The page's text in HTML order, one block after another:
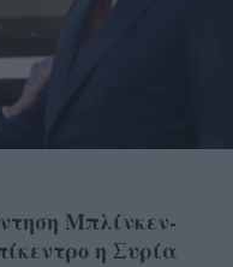
Μπλίνκεν-
η Συρία